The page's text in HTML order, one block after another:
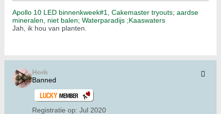
Apollo 10 LED binnenkweek#1, Cakemaster tryouts; aardse
mineralen, niet balen; Waterparadijs ;Kaaswaters
Jah, ik hou van planten.
Hork
Banned
Registratie op: Jul 2020